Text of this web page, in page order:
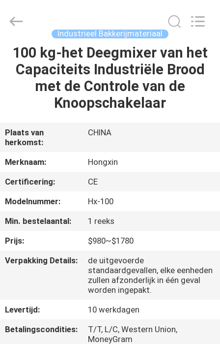
HUIS
PRODUCTEN
SHOW
OVER
ONS
KWALITEITSCONTROLE
MET
ONS
Reserved.
Industrieel Bakkerijmateriaal
100 kg-het Deegmixer van het
Capaciteits Industriële Brood
met de Controle van de
Knoopschakelaar
Plaats van
herkomst:
CHINA
Merknaam:
Hongxin
Certificering:
CE
Modelnummer:
Hx-100
Min. bestelaantal:
1 reeks
Prijs:
$980~$1780
Verpakking Details:
de uitgevoerde
standaardgevallen, elke eenheden
zullen afzonderlijk in één geval
worden ingepakt.
Levertijd:
10 werkdagen
Betalingscondities:
T/T, L/C, Western Union,
MoneyGram